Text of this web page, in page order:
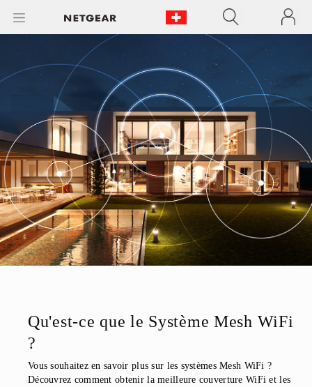
Qu'est-ce que le Système Mesh WiFi
?
Vous souhaitez en savoir plus sur les systèmes Mesh WiFi ?
Découvrez comment obtenir la meilleure couverture WiFi et les